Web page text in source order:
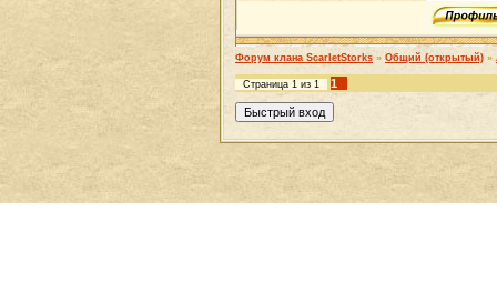
Форум клана ScarletStorks » Общий (открытый) »
Страница 1 из 1 1